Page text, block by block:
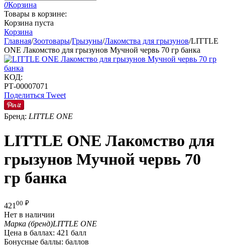
0Корзина
Товары в корзине:
Корзина пуста
Корзина
Главная/Зоотовары/Грызуны/Лакомства для грызунов/LITTLE
ONE Лакомство для грызунов Мучной червь 70 гр банка
КОД:
РТ-00007071
Поделиться Tweet
Бренд: LITTLE ONE
LITTLE ONE Лакомство для
грызунов Мучной червь 70
гр банка
421 00 ₽
Нет в наличии
Марка (бренд)LITTLE ONE
Цена в баллах: 421 балл
Бонусные баллы: баллов